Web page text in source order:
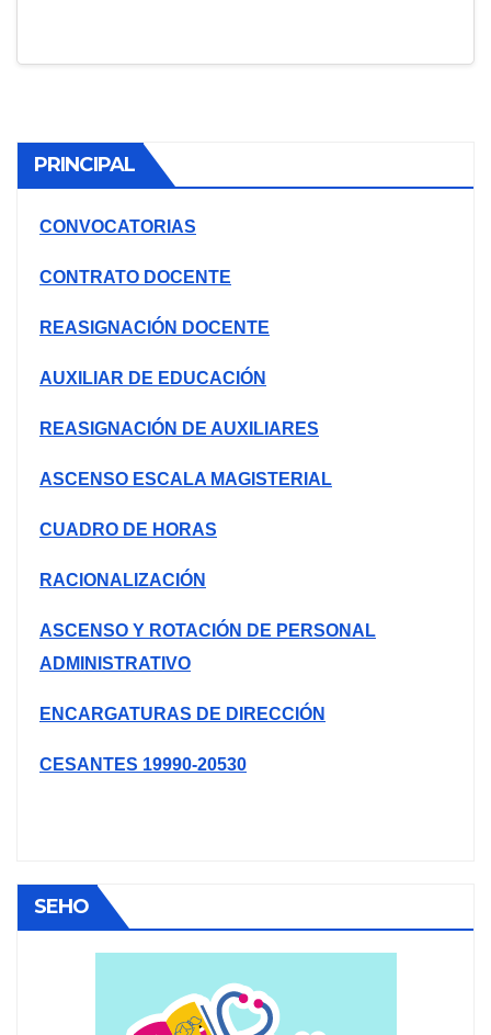
PRINCIPAL
CONVOCATORIAS
CONTRATO DOCENTE
REASIGNACIÓN DOCENTE
AUXILIAR DE EDUCACIÓN
REASIGNACIÓN DE AUXILIARES
ASCENSO ESCALA MAGISTERIAL
CUADRO DE HORAS
RACIONALIZACIÓN
ASCENSO Y ROTACIÓN DE PERSONAL
ADMINISTRATIVO
ENCARGATURAS DE DIRECCIÓN
CESANTES 19990-20530
SEHO